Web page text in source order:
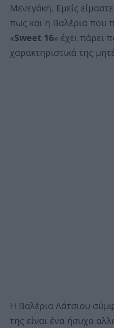
Μενεγάκη. Εμείς
πως και η Βαλέρια που
«Sweet 16» έχει πάρει
χαρακτηριστικά της
Η Βαλέρια Λάτσιου
της είναι ένα ήσυχο